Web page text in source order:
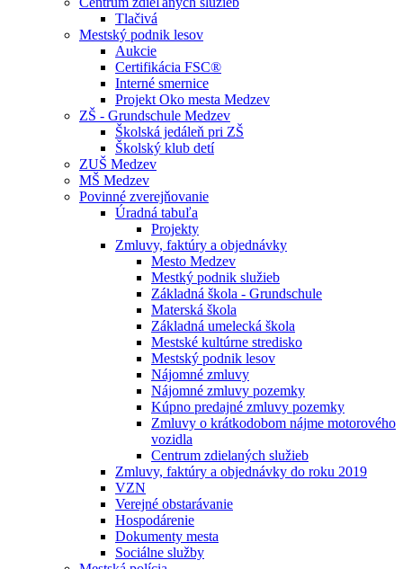
Tlačivá
Mestský podnik lesov
Aukcie
Certifikácia FSC®
Interné smernice
Projekt Oko mesta Medzev
ZŠ - Grundschule Medzev
Školská jedáleň pri ZŠ
Školský klub detí
ZUŠ Medzev
MŠ Medzev
Povinné zverejňovanie
Úradná tabuľa
Projekty
Zmluvy, faktúry a objednávky
Mesto Medzev
Mestký podnik služieb
Základná škola - Grundschule
Materská škola
Základná umelecká škola
Mestské kultúrne stredisko
Mestský podnik lesov
Nájomné zmluvy
Nájomné zmluvy pozemky
Kúpno predajné zmluvy pozemky
Zmluvy o krátkodobom nájme motorového
vozidla
Centrum zdielaných služieb
Zmluvy, faktúry a objednávky do roku 2019
VZN
Verejné obstarávanie
Hospodárenie
Dokumenty mesta
Sociálne služby